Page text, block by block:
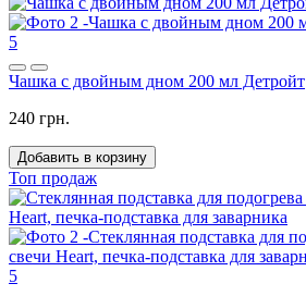
5
Чашка с двойным дном 200 мл Детройт
240 грн.
Добавить в корзину
Топ продаж
5